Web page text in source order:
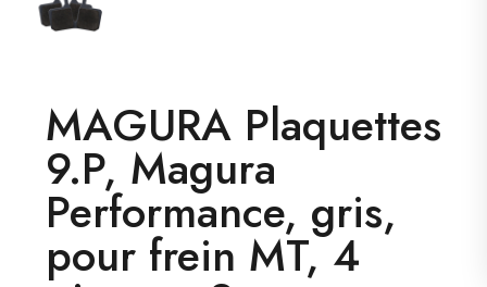
MAGURA Plaquettes
9.P, Magura
Performance, gris,
pour frein MT, 4